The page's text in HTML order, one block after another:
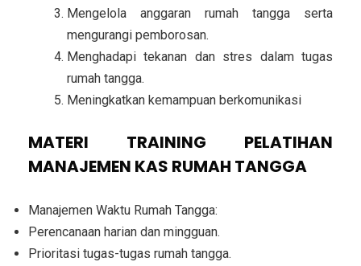
Mengelola anggaran rumah tangga serta
mengurangi pemborosan.
Menghadapi tekanan dan stres dalam tugas
rumah tangga.
Meningkatkan kemampuan berkomunikasi
MATERI TRAINING PELATIHAN
MANAJEMEN KAS RUMAH TANGGA
Manajemen Waktu Rumah Tangga:
Perencanaan harian dan mingguan.
Prioritasi tugas-tugas rumah tangga.